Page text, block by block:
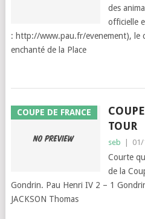
des
officielle
: http://www.pau.fr/evenement), le
enchanté de la Place
COUPE DE FRANCE
TOUR
seb
Courte
de la
Gondrin. Pau Henri IV 2 – 1
JACKSON Thomas